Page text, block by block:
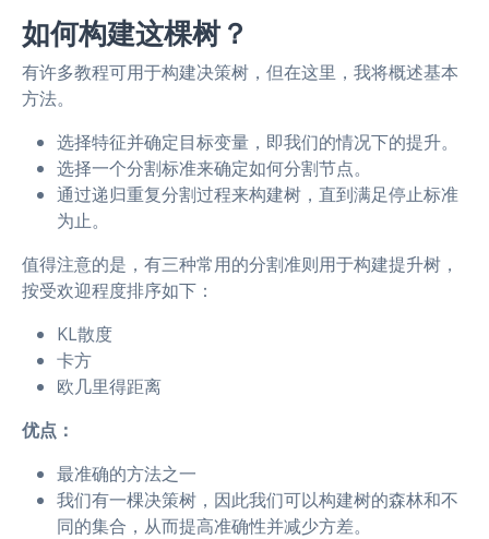
如何构建这棵树？
有许多教程可用于构建决策树，但在这里，我将概述基本
方法。
选择特征并确定目标变量，即我们的情况下的提升。
选择一个分割标准来确定如何分割节点。
通过递归重复分割过程来构建树，直到满足停止标准
为止。
值得注意的是，有三种常用的分割准则用于构建提升树，
按受欢迎程度排序如下：
KL散度
卡方
欧几里得距离
优点：
最准确的方法之一
我们有一棵决策树，因此我们可以构建树的森林和不
同的集合，从而提高准确性并减少方差。